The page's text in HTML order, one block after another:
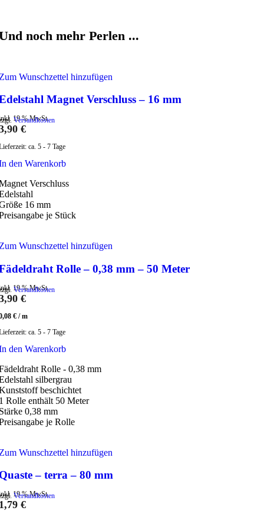
noch mehr Perlen ...
Wunschzettel hinzufügen
Magnet Verschluss – 16 mm
19 % MwSt.
Versandkosten
€
ca. 5 - 7 Tage
den Warenkorb
Verschluss
16 mm
je Stück
Wunschzettel hinzufügen
Rolle – 0,38 mm – 50 Meter
19 % MwSt.
Versandkosten
€
€ /m
ca. 5 - 7 Tage
den Warenkorb
Rolle - 0,38 mm
silbergrau
beschichtet
Rolle enthält 50 Meter
0,38 mm
je Rolle
Wunschzettel hinzufügen
– terra – 80 mm
19 % MwSt.
Versandkosten
€